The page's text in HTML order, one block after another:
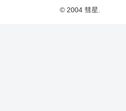
© 2004 彗星.